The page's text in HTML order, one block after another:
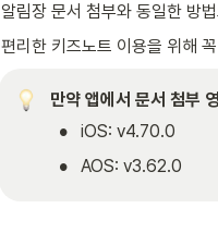
알림장 문서 첨부와 동일한 방
편리한 키즈노트 이용을 위해
만약 앱에서 문서 첨부
• iOS: v4.70.0
• AOS: v3.62.0